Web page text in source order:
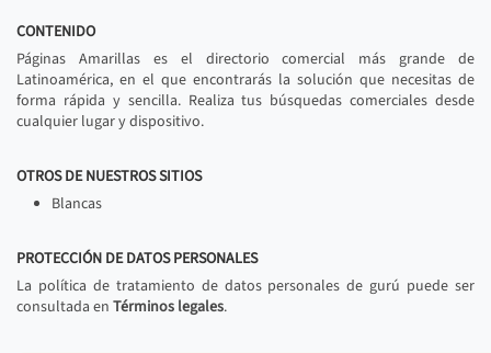
CONTENIDO
Páginas Amarillas es el directorio comercial más grande de
Latinoamérica, en el que encontrarás la solución que necesitas de
forma rápida y sencilla. Realiza tus búsquedas comerciales desde
cualquier lugar y dispositivo.
OTROS DE NUESTROS SITIOS
Blancas
PROTECCIÓN DE DATOS PERSONALES
La política de tratamiento de datos personales de gurú puede ser
consultada en Términos legales.